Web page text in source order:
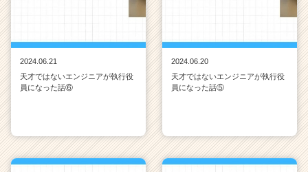
2024.06.21
天才ではないエンジニアが執行役
員になった話⑥
2024.06.20
天才ではないエンジニアが執行役
員になった話⑤